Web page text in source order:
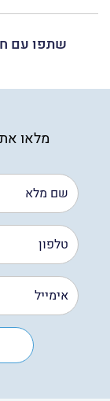
שתפו עם
מלאו את